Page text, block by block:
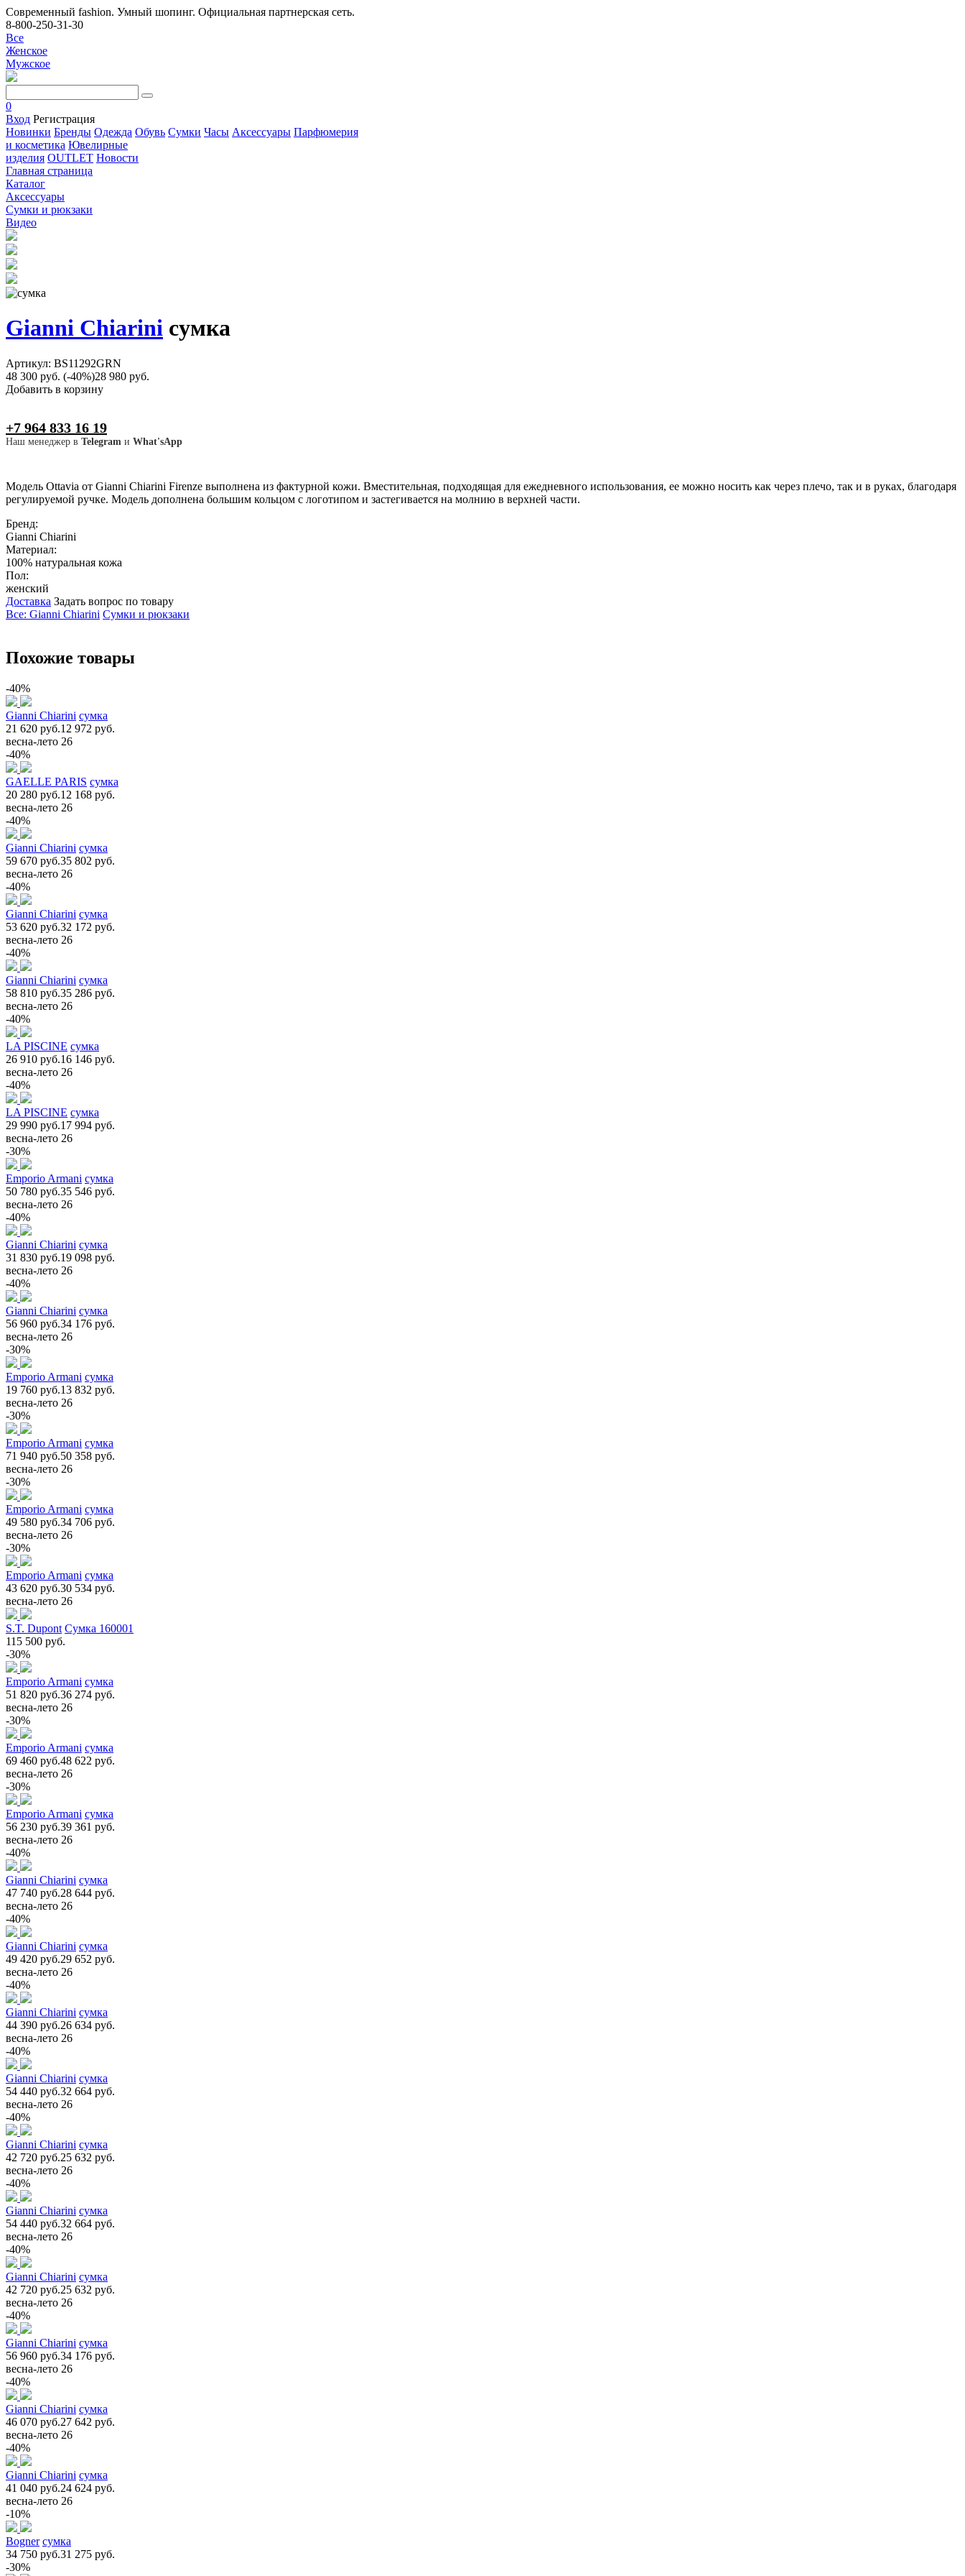
Современный fashion. Умный шопинг. Официальная партнерская сеть.
8-800-250-31-30
Все
Женское
Мужское
0
Вход Регистрация
Новинки Бренды Одежда Обувь Сумки Часы Аксессуары Парфюмерия
и косметика Ювелирные
изделия OUTLET Новости
Главная страница
Каталог
Аксессуары
Сумки и рюкзаки
Видео
Gianni Chiarini сумка
Артикул: BS11292GRN
48 300 руб. (-40%)28 980 руб.
Добавить в корзину
+7 964 833 16 19
Наш менеджер в Telegram и What'sApp
Модель Ottavia от Gianni Chiarini Firenze выполнена из фактурной кожи. Вместительная, подходящая для ежедневного использования, ее можно носить как через плечо, так и в руках, благодаря
регулируемой ручке. Модель дополнена большим кольцом с логотипом и застегивается на молнию в верхней части.
Бренд:
Gianni Chiarini
Материал:
100% натуральная кожа
Пол:
женский
Доставка Задать вопрос по товару
Все: Gianni Chiarini Сумки и рюкзаки
Похожие товары
-40%
Gianni Chiarini сумка
21 620 руб.12 972 руб.
весна-лето 26
-40%
GAELLE PARIS сумка
20 280 руб.12 168 руб.
весна-лето 26
-40%
Gianni Chiarini сумка
59 670 руб.35 802 руб.
весна-лето 26
-40%
Gianni Chiarini сумка
53 620 руб.32 172 руб.
весна-лето 26
-40%
Gianni Chiarini сумка
58 810 руб.35 286 руб.
весна-лето 26
-40%
LA PISCINE сумка
26 910 руб.16 146 руб.
весна-лето 26
-40%
LA PISCINE сумка
29 990 руб.17 994 руб.
весна-лето 26
-30%
Emporio Armani сумка
50 780 руб.35 546 руб.
весна-лето 26
-40%
Gianni Chiarini сумка
31 830 руб.19 098 руб.
весна-лето 26
-40%
Gianni Chiarini сумка
56 960 руб.34 176 руб.
весна-лето 26
-30%
Emporio Armani сумка
19 760 руб.13 832 руб.
весна-лето 26
-30%
Emporio Armani сумка
71 940 руб.50 358 руб.
весна-лето 26
-30%
Emporio Armani сумка
49 580 руб.34 706 руб.
весна-лето 26
-30%
Emporio Armani сумка
43 620 руб.30 534 руб.
весна-лето 26
S.T. Dupont Сумка 160001
115 500 руб.
-30%
Emporio Armani сумка
51 820 руб.36 274 руб.
весна-лето 26
-30%
Emporio Armani сумка
69 460 руб.48 622 руб.
весна-лето 26
-30%
Emporio Armani сумка
56 230 руб.39 361 руб.
весна-лето 26
-40%
Gianni Chiarini сумка
47 740 руб.28 644 руб.
весна-лето 26
-40%
Gianni Chiarini сумка
49 420 руб.29 652 руб.
весна-лето 26
-40%
Gianni Chiarini сумка
44 390 руб.26 634 руб.
весна-лето 26
-40%
Gianni Chiarini сумка
54 440 руб.32 664 руб.
весна-лето 26
-40%
Gianni Chiarini сумка
42 720 руб.25 632 руб.
весна-лето 26
-40%
Gianni Chiarini сумка
54 440 руб.32 664 руб.
весна-лето 26
-40%
Gianni Chiarini сумка
42 720 руб.25 632 руб.
весна-лето 26
-40%
Gianni Chiarini сумка
56 960 руб.34 176 руб.
весна-лето 26
-40%
Gianni Chiarini сумка
46 070 руб.27 642 руб.
весна-лето 26
-40%
Gianni Chiarini сумка
41 040 руб.24 624 руб.
весна-лето 26
-10%
Bogner сумка
34 750 руб.31 275 руб.
-30%